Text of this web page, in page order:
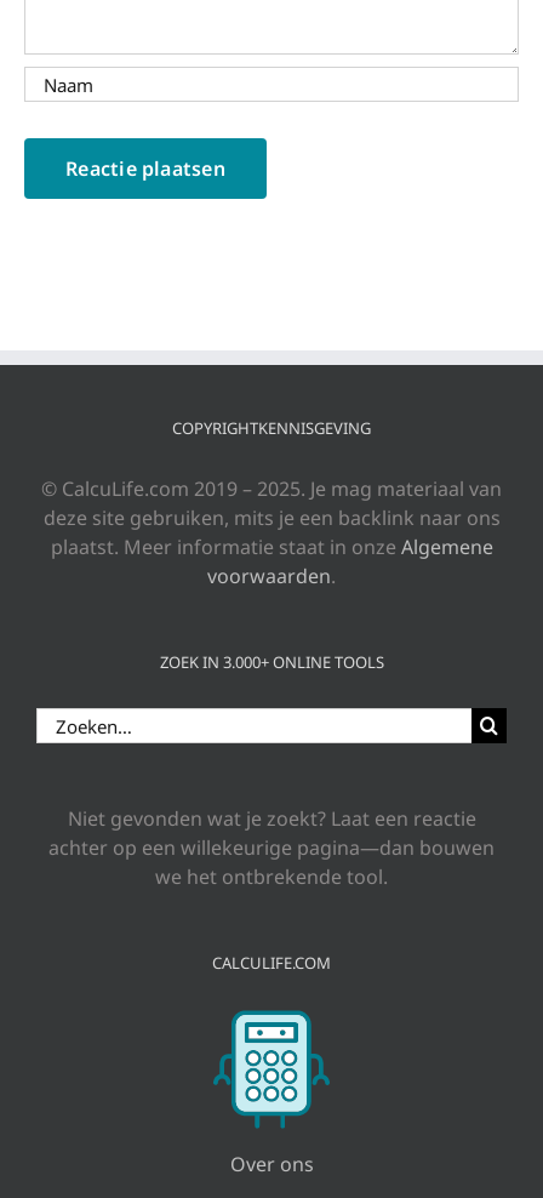
COPYRIGHTKENNISGEVING
© CalcuLife.com 2019 – 2025. Je mag materiaal van
deze site gebruiken, mits je een backlink naar ons
plaatst. Meer informatie staat in onze Algemene
voorwaarden.
ZOEK IN 3.000+ ONLINE TOOLS
Zoeken
naar:
Niet gevonden wat je zoekt? Laat een reactie
achter op een willekeurige pagina—dan bouwen
we het ontbrekende tool.
CALCULIFE.COM
Over ons